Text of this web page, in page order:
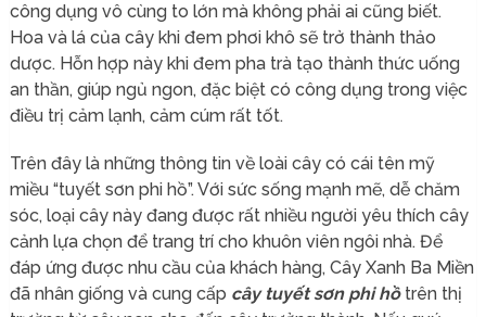
công dụng vô cùng to lớn mà không phải ai cũng biết.
Hoa và lá của cây khi đem phơi khô sẽ trở thành thảo
dược. Hỗn hợp này khi đem pha trà tạo thành thức uống
an thần, giúp ngủ ngon, đặc biệt có công dụng trong việc
điều trị cảm lạnh, cảm cúm rất tốt.
Trên đây là những thông tin về loài cây có cái tên mỹ
miều “tuyết sơn phi hồ”. Với sức sống mạnh mẽ, dễ chăm
sóc, loại cây này đang được rất nhiều người yêu thích cây
cảnh lựa chọn để trang trí cho khuôn viên ngôi nhà. Để
đáp ứng được nhu cầu của khách hàng, Cây Xanh Ba Miền
đã nhân giống và cung cấp cây tuyết sơn phi hồtrên thị